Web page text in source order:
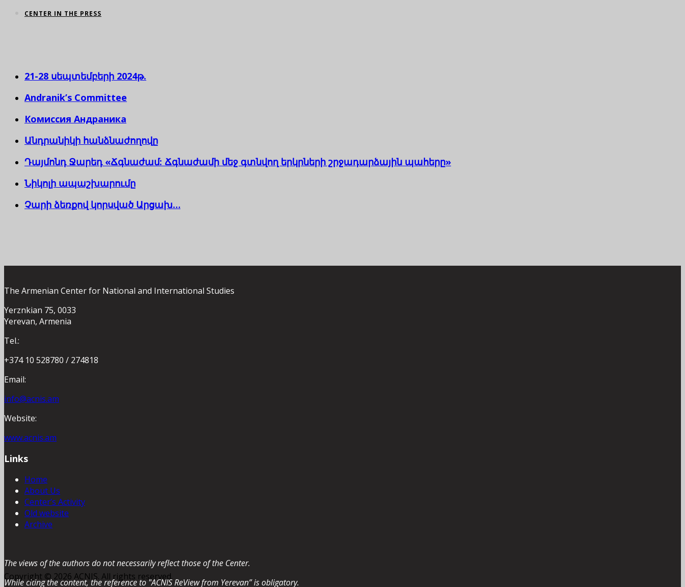
CENTER IN THE PRESS
21-28 սեպտեմբերի 2024թ.
Andranik’s Committee
Комиссия Андраника
Անդրանիկի հանձնաժողովը
Դայմոնդ Ջարեդ «Ճգնաժամ: Ճգնաժամի մեջ գտնվող երկրների շրջադարձային պահերը»
Նիկոլի ապաշխարումը
Չարի ձեռքով կորսված Արցախ…
The Armenian Center for National and International Studies
Yerznkian 75, 0033
Yerevan, Armenia
Tel.:
+374 10 528780 / 274818
Email:
info@acnis.am
Website:
www.acnis.am
Links
Home
About Us
Center’s Activity
Old website
Archive
The views of the authors do not necessarily reflect those of the Center.
While citing the content, the reference to "ACNIS ReView from Yerevan” is obligatory.
Copyright © 2026 ACNIS. All rights reserved.